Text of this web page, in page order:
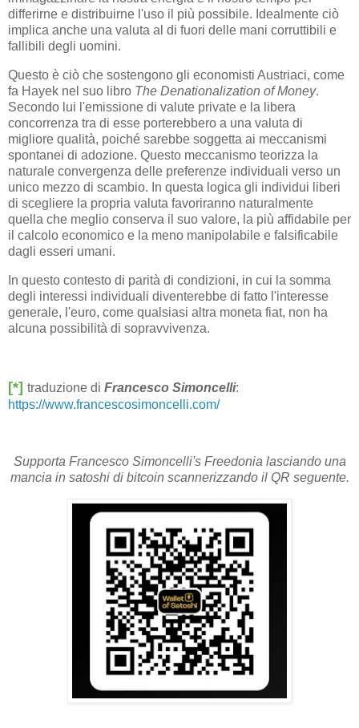
differirne e distribuirne l'uso il più possibile. Idealmente ciò
implica anche una valuta al di fuori delle mani corruttibili e
fallibili degli uomini.
Questo è ciò che sostengono gli economisti Austriaci, come
fa Hayek nel suo libro The Denationalization of Money.
Secondo lui l'emissione di valute private e la libera
concorrenza tra di esse porterebbero a una valuta di
migliore qualità, poiché sarebbe soggetta ai meccanismi
spontanei di adozione. Questo meccanismo teorizza la
naturale convergenza delle preferenze individuali verso un
unico mezzo di scambio. In questa logica gli individui liberi
di scegliere la propria valuta favoriranno naturalmente
quella che meglio conserva il suo valore, la più affidabile per
il calcolo economico e la meno manipolabile e falsificabile
dagli esseri umani.
In questo contesto di parità di condizioni, in cui la somma
degli interessi individuali diventerebbe di fatto l'interesse
generale, l'euro, come qualsiasi altra moneta fiat, non ha
alcuna possibilità di sopravvivenza.
[*] traduzione di Francesco Simoncelli:
https://www.francescosimoncelli.com/
Supporta Francesco Simoncelli's Freedonia lasciando una
mancia in satoshi di bitcoin scannerizzando il QR seguente.